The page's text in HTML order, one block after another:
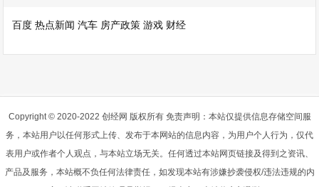
百度 热点新闻 汽车 房产政策 游戏 财经
Copyright © 2020-2022 创经网 版权所有 免责声明：本站仅提供信息存储空间服
务，本站用户以任何形式上传、发布于本网站的信息内容，为用户个人行为，仅代
表用户或作者个人观点，与本站立场无关。任何透过本站网页链接及得到之资讯、
产品及服务，本站概不负任何法律责任，如发现本站有涉嫌抄袭侵权/违法违规的内